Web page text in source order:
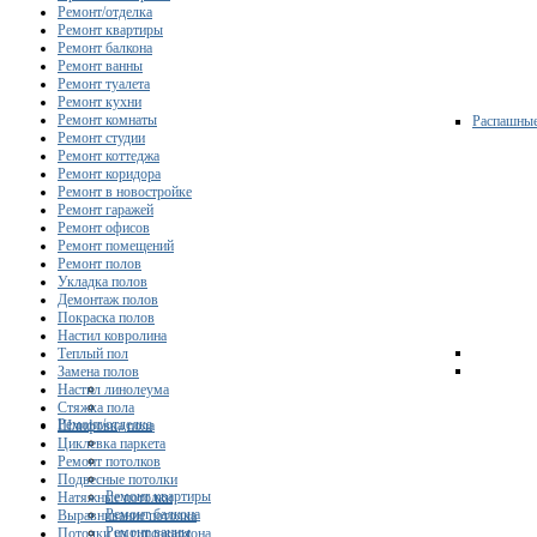
Ремонт/отделка
Ремонт квартиры
Ремонт балкона
Ремонт ванны
Ремонт/отделка
Ремонт квартиры
Ремонт балкона
Ремонт ванны
Ремонт туалета
Ремонт кухни
Ремонт комнаты
Ремонт студии
Ремонт коттеджа
Ремонт коридора
Ремонт в новостройке
Ремонт гаражей
Ремонт офисов
Ремонт помещений
Ремонт полов
Укладка полов
Демонтаж полов
Покраска полов
Настил ковролина
Теплый пол
Замена полов
Настил линолеума
Стяжка пола
Шлифовка пола
Циклевка паркета
Ремонт потолков
Подвесные потолки
Натяжные потолки
Выравнивание потолка
Потолки из гипсокартона